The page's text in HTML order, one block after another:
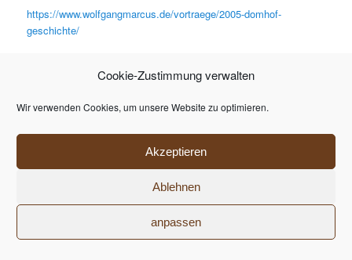
Cookie-Zustimmung verwalten
Wir verwenden Cookies, um unsere Website zu optimieren.
Akzeptieren
Ablehnen
anpassen
https://www.wolfgangmarcus.de/vortraege/2005-domhof-
geschichte/
quellen-und-brunnen-in-bad-westernkotten/
https://www.wolfgangmarcus.de/vortraege/2025-bad-
Stolz präsentiert von WordPress